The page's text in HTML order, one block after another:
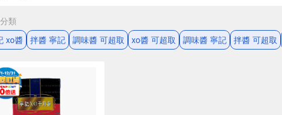
類
xo醬 拌醬 寧記 調味醬 可超取 xo醬 可超取 調味醬 寧記 拌醬 可超取